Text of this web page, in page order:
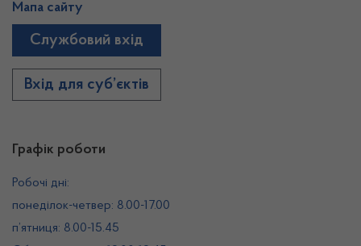
Графік роботи
Робочі дні:
понеділок-четвер: 8.00-17.00
п’ятниця: 8.00-15.45
Мапа сайту
Службовий вхід
Вхід для суб’єктів